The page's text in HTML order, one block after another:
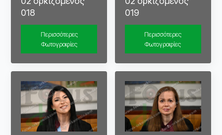
018
Περισσότερες
Φωτογραφίες
019
Περισσότερες
Φωτογραφίες